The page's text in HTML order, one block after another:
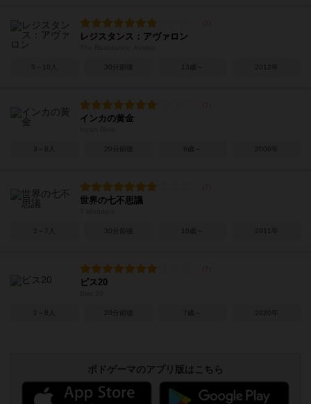
レジスタンス：アヴァロン
5～10人 30分前後 13歳～ 2012年
インカの黄金
3～8人 20分前後 8歳～ 2006年
世界の七不思議
2～7人 30分前後 10歳～ 2011年
ビス20
2～8人 20分前後 7歳～ 2020年
ボドゲーマのアプリ版はこちら